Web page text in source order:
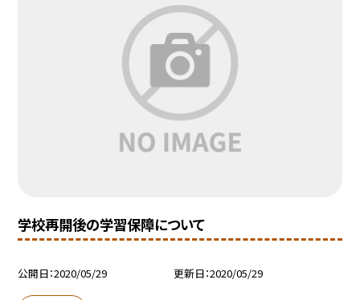
学校再開後の学習保障について
公開日 2020/05/29 更新日 2020/05/29